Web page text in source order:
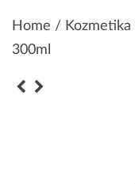
Home / Kozmetika
300ml